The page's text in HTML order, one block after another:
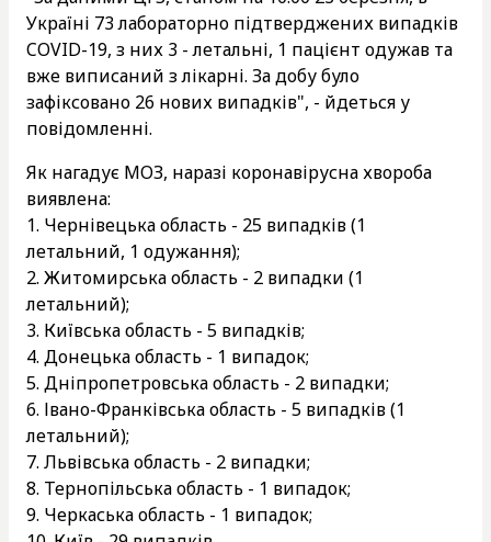
Україні 73 лабораторно підтверджених випадків
COVID-19, з них 3 - летальні, 1 пацієнт одужав та
вже виписаний з лікарні. За добу було
зафіксовано 26 нових випадків", - йдеться у
повідомленні.
Як нагадує МОЗ, наразі коронавірусна хвороба
виявлена:
1. Чернівецька область - 25 випадків (1
летальний, 1 одужання);
2. Житомирська область - 2 випадки (1
летальний);
3. Київська область - 5 випадків;
4. Донецька область - 1 випадок;
5. Дніпропетровська область - 2 випадки;
6. Івано-Франківська область - 5 випадків (1
летальний);
7. Львівська область - 2 випадки;
8. Тернопільська область - 1 випадок;
9. Черкаська область - 1 випадок;